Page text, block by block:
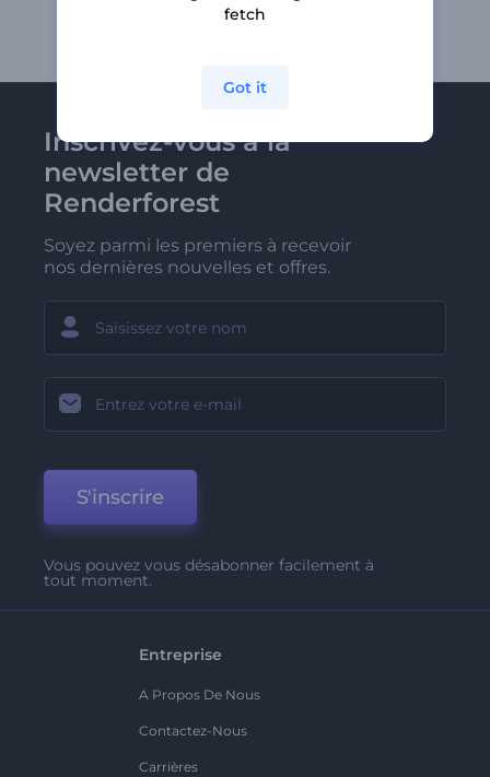
Inscrivez-vous à la
newsletter de
Renderforest
Soyez parmi les premiers à recevoir
nos dernières nouvelles et offres.
S'inscrire
Vous pouvez vous désabonner facilement à
tout moment.
Entreprise
A Propos De Nous
Contactez-Nous
Carrières
fetch
Got it